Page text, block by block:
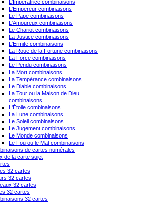
L'Impératrice combinaisons
L'Empereur combinaisons
Le Pape combinaisons
L'Amoureux combinaisons
Le Chariot combinaisons
La Justice combinaisons
L'Ermite combinaisons
La Roue de la Fortune combinaisons
La Force combinaisons
Le Pendu combinaisons
La Mort combinaisons
La Tempérance combinaisons
Le Diable combinaisons
La Tour ou la Maison de Dieu
combinaisons
L'Étoile combinaisons
La Lune combinaisons
Le Soleil combinaisons
Le Jugement combinaisons
Le Monde combinaisons
Le Fou ou le Mat combinaisons
de cartes numérales
de la carte sujet
32 cartes
32 cartes
32 cartes
32 cartes
32 cartes